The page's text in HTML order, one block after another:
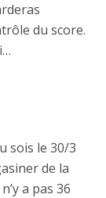
du score.
sois le 30/3
de la
a pas 36